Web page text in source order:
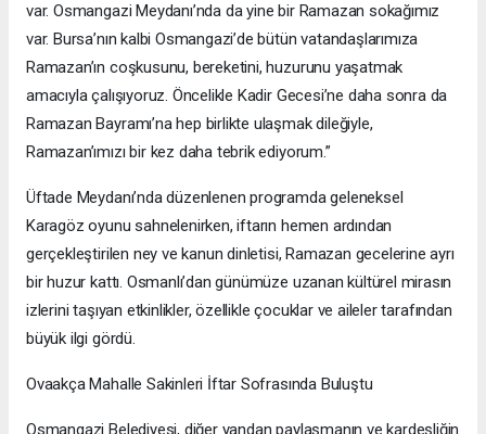
var. Osmangazi Meydanı’nda da yine bir Ramazan sokağımız
var. Bursa’nın kalbi Osmangazi’de bütün vatandaşlarımıza
Ramazan’ın coşkusunu, bereketini, huzurunu yaşatmak
amacıyla çalışıyoruz. Öncelikle Kadir Gecesi’ne daha sonra da
Ramazan Bayramı’na hep birlikte ulaşmak dileğiyle,
Ramazan’ımızı bir kez daha tebrik ediyorum.”
Üftade Meydanı’nda düzenlenen programda geleneksel
Karagöz oyunu sahnelenirken, iftarın hemen ardından
gerçekleştirilen ney ve kanun dinletisi, Ramazan gecelerine ayrı
bir huzur kattı. Osmanlı’dan günümüze uzanan kültürel mirasın
izlerini taşıyan etkinlikler, özellikle çocuklar ve aileler tarafından
büyük ilgi gördü.
Ovaakça Mahalle Sakinleri İftar Sofrasında Buluştu